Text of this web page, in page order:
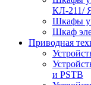
КЛ-211/
Шкафы
Шкаф
Приводная
и PSTB